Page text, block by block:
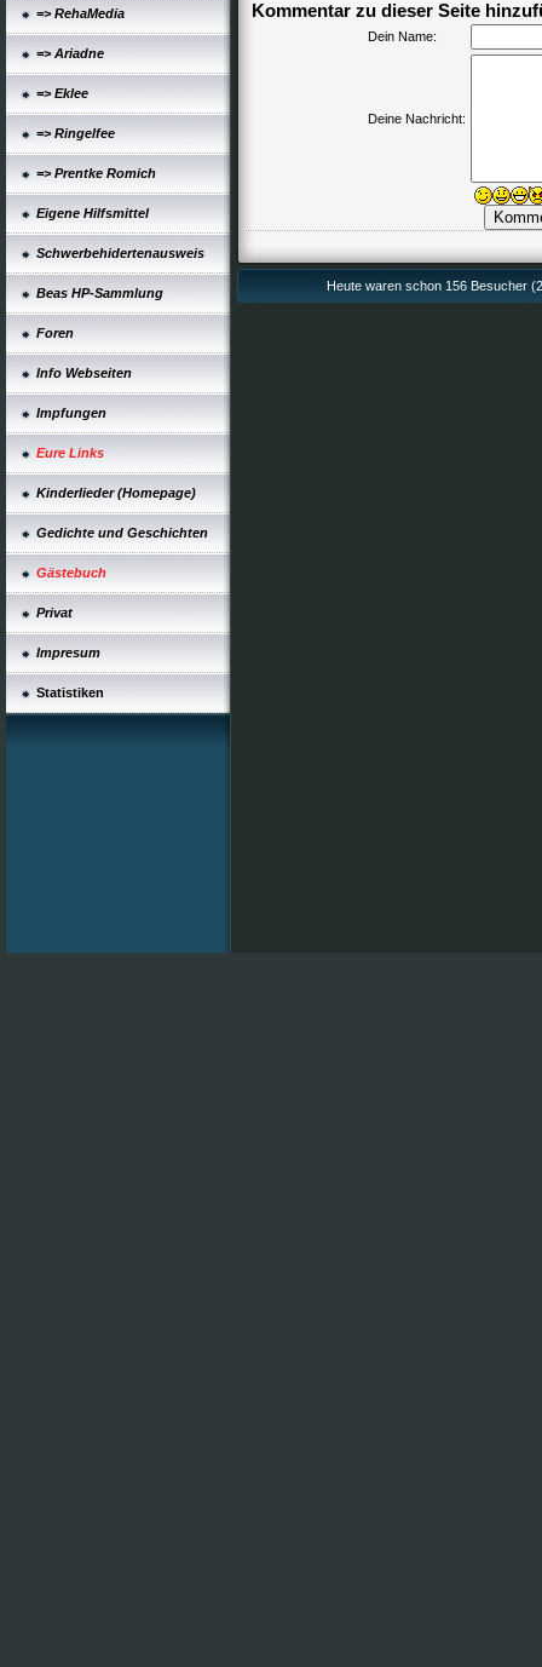
=> RehaMedia
=> Ariadne
=> Eklee
=> Ringelfee
=> Prentke Romich
Eigene Hilfsmittel
Schwerbehidertenausweis
Beas HP-Sammlung
Foren
Info Webseiten
Impfungen
Eure Links
Kinderlieder (Homepage)
Gedichte und Geschichten
Gästebuch
Privat
Impresum
Statistiken
Kommentar zu dieser Seite
Dein Name:
Deine Nachricht:
Heute waren schon 156 Besucher